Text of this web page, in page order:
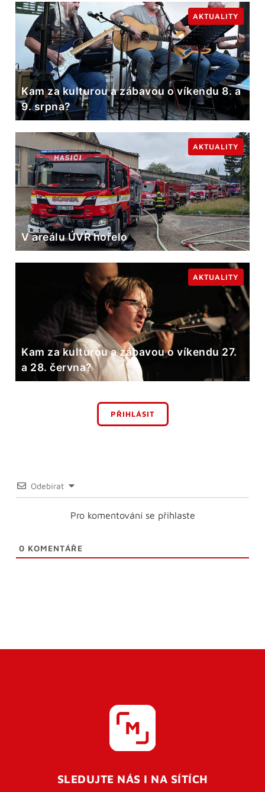
Kam za kulturou a zábavou o víkendu 8. a
9. srpna?
AKTUALITY
V areálu ÚVR hořelo
AKTUALITY
Kam za kulturou a zábavou o víkendu 27.
a 28. června?
AKTUALITY
PŘIHLÁSIT
Odebírat
Pro komentování se přihlaste
0 KOMENTÁŘE
SLEDUJTE NÁS I NA SÍTÍCH